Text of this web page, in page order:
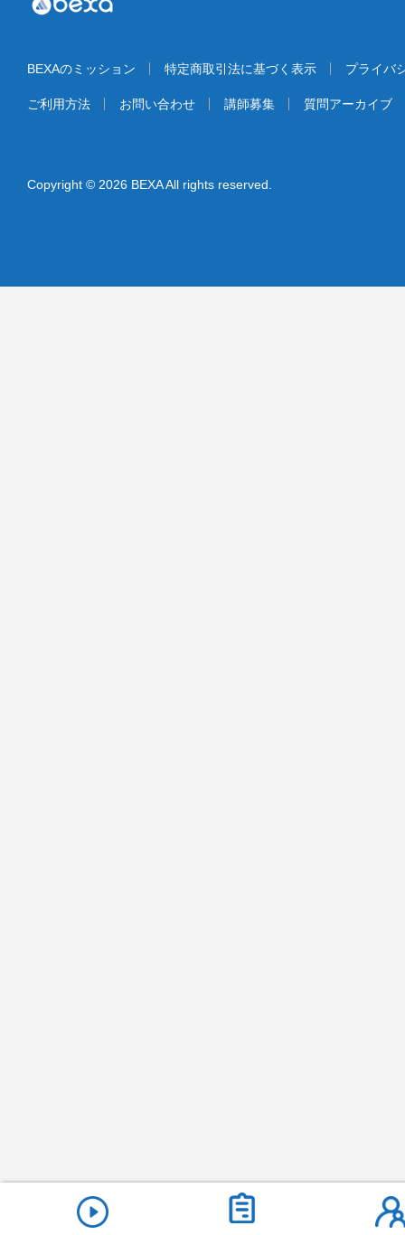
BEXAのミッション 特定商取引法に基づく表示 プライバ
ご利用方法 お問い合わせ 講師募集 質問アーカイブ
Copyright © 2026 BEXA All rights reserved.